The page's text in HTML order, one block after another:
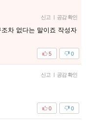
신고 | 공감 확인
차 없다는 말이죠 작성자
0
5
신고 | 공감 확인
0
0